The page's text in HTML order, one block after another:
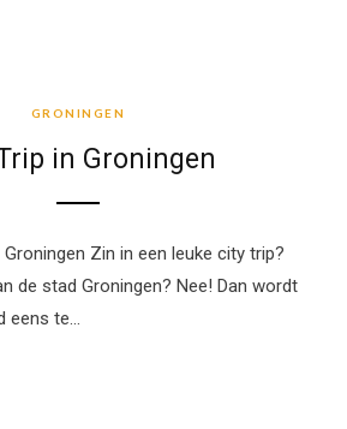
GRONINGEN
in Groningen
Zin in een leuke city trip?
de stad Groningen? Nee! Dan wordt
eens te…